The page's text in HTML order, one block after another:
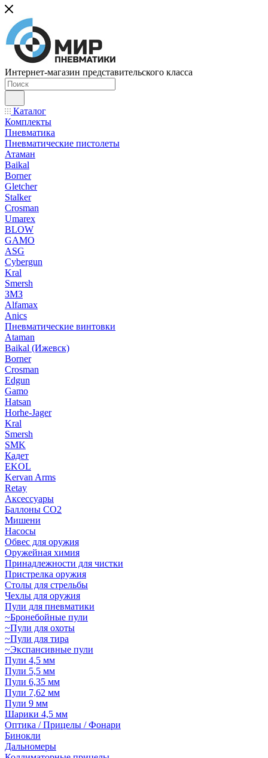
Интернет-магазин представительского класса
Каталог
Комплекты
Пневматика
Пневматические пистолеты
Атаман
Baikal
Borner
Gletcher
Stalker
Crosman
Umarex
BLOW
GAMO
ASG
Cybergun
Kral
Smersh
ЗМЗ
Alfamax
Anics
Пневматические винтовки
Ataman
Baikal (Ижевск)
Borner
Crosman
Edgun
Gamo
Hatsan
Horhe-Jager
Kral
Smersh
SMK
Кадет
EKOL
Kervan Arms
Retay
Аксессуары
Баллоны СО2
Мишени
Насосы
Обвес для оружия
Оружейная химия
Принадлежности для чистки
Пристрелка оружия
Столы для стрельбы
Чехлы для оружия
Пули для пневматики
~Бронебойные пули
~Пули для охоты
~Пули для тира
~Экспансивные пули
Пули 4,5 мм
Пули 5,5 мм
Пули 6,35 мм
Пули 7,62 мм
Пули 9 мм
Шарики 4,5 мм
Оптика / Прицелы / Фонари
Бинокли
Дальномеры